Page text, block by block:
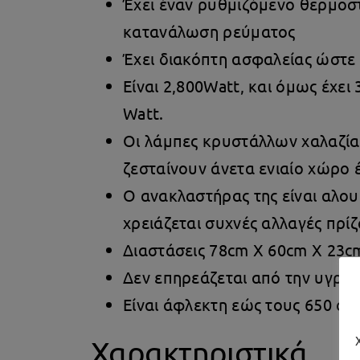
κατανάλωση ρεύματος
Έχει διακόπτη ασφαλείας
Είναι 2,800Watt, και όμως
Watt.
Οι λάμπες κρυστάλλων
ζεσταίνουν άνετα ενιαίο χώρο
Ο ανακλαστήρας της είναι
χρειάζεται συχνές αλλαγές
Διαστάσεις 78cm X 60cm X
Δεν επηρεάζεται από την
Είναι άφλεκτη εώς τους 650 c
Χαρακτηριστικά